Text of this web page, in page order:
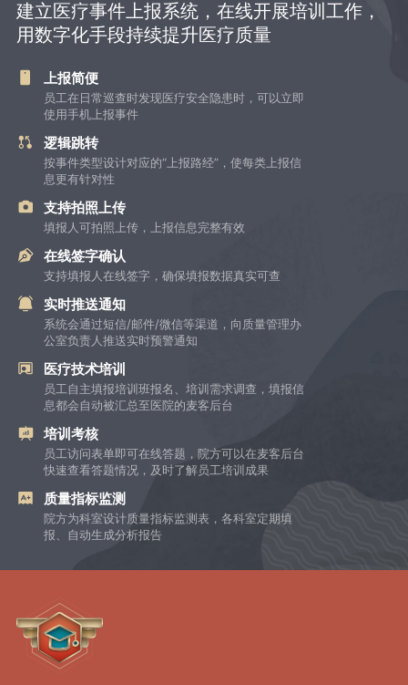
建立医疗事件上报系统，在线开展培训工作，
用数字化手段持续提升医疗质量
上报简便
员工在日常巡查时发现医疗安全隐患时，可以立即
使用手机上报事件
逻辑跳转
按事件类型设计对应的“上报路经”，使每类上报信
息更有针对性
支持拍照上传
填报人可拍照上传，上报信息完整有效
在线签字确认
支持填报人在线签字，确保填报数据真实可查
实时推送通知
系统会通过短信/邮件/微信等渠道，向质量管理办
公室负责人推送实时预警通知
医疗技术培训
员工自主填报培训班报名、培训需求调查，填报信
息都会自动被汇总至医院的麦客后台
培训考核
员工访问表单即可在线答题，院方可以在麦客后台
快速查看答题情况，及时了解员工培训成果
质量指标监测
院方为科室设计质量指标监测表，各科室定期填
报、自动生成分析报告